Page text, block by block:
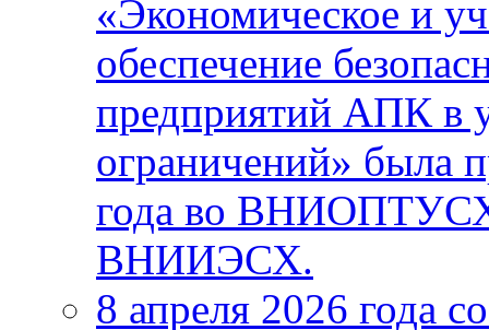
«Экономическое и
обеспечение
предприятий АПК в
ограничений» была
года во
ВНИИЭСХ.
8 апреля 2026 года